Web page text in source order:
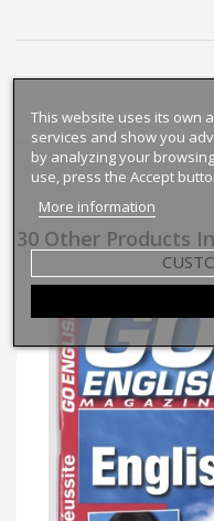
30 Other Products
This website uses its own
services and show you
by analyzing your
use, press the Accept
More information